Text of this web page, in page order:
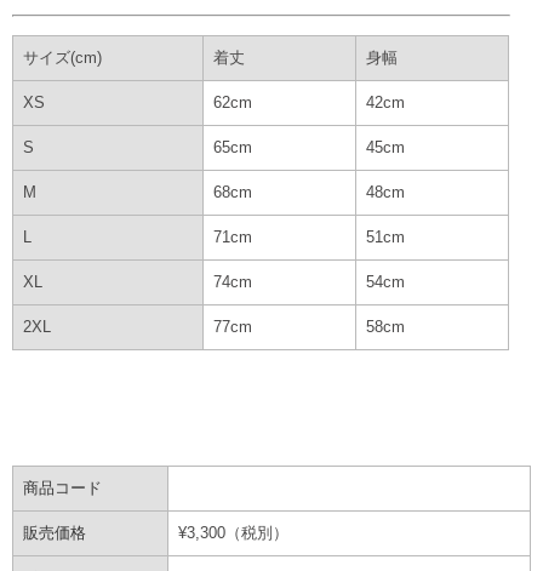
サイズ(cm) 着丈 身幅
XS 62cm 42cm
S 65cm 45cm
M 68cm 48cm
L 71cm 51cm
XL 74cm 54cm
2XL 77cm 58cm
商品コード
販売価格 ¥3,300 （税別）